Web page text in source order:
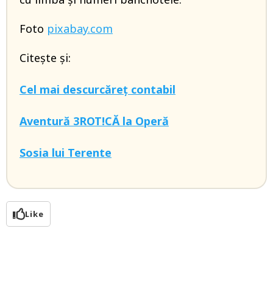
Foto pixabay.com
Citește și:
Cel mai descurcăreț contabil
Aventură 3ROT!CĂ la Operă
Sosia lui Terente
Like